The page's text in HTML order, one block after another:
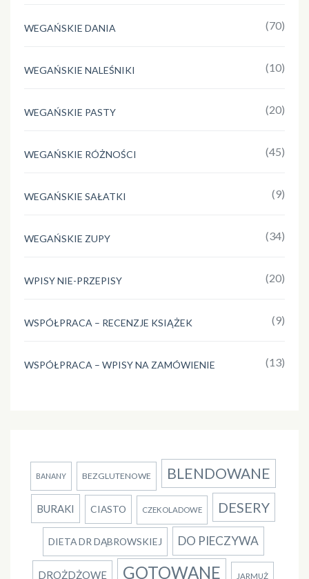
WEGAŃSKIE DANIA (70)
WEGAŃSKIE NALEŚNIKI (10)
WEGAŃSKIE PASTY (20)
WEGAŃSKIE RÓŻNOŚCI (45)
WEGAŃSKIE SAŁATKI (9)
WEGAŃSKIE ZUPY (34)
WPISY NIE-PRZEPISY (20)
WSPÓŁPRACA – RECENZJE KSIĄŻEK (9)
WSPÓŁPRACA – WPISY NA ZAMÓWIENIE (13)
BANANY BEZGLUTENOWE BLENDOWANE
BURAKI CIASTO CZEKOLADOWE DESERY
DIETA DR DĄBROWSKIEJ DO PIECZYWA
DROŻDŻOWE GOTOWANE JARMUŻ